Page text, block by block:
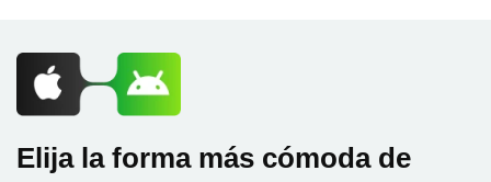
Elija la forma más cómoda de